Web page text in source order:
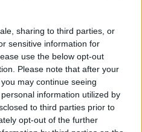
sharing to third parties, or
sensitive information for
use the below opt-out
Please note that after your
may continue seeing
information utilized by
to third parties prior to
opt-out of the further
amelyet